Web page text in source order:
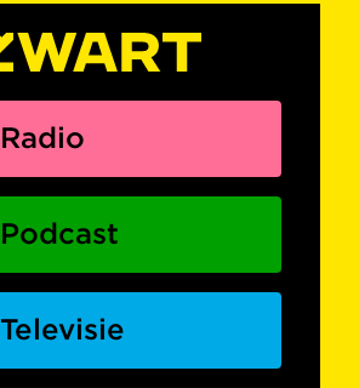
Radio
Podcast
Televisie